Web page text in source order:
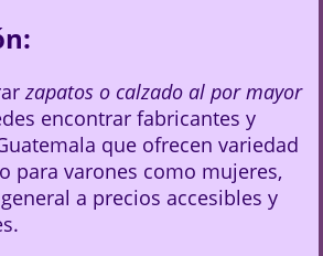
zapatos o calzado al por mayor
encontrar fabricantes y
que ofrecen variedad
para varones como mujeres,
a precios accesibles y